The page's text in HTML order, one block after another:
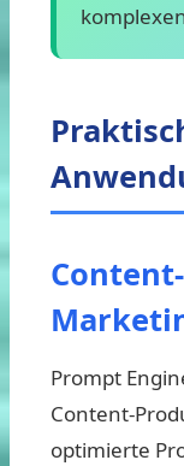
Prompt
Content-
optimierte